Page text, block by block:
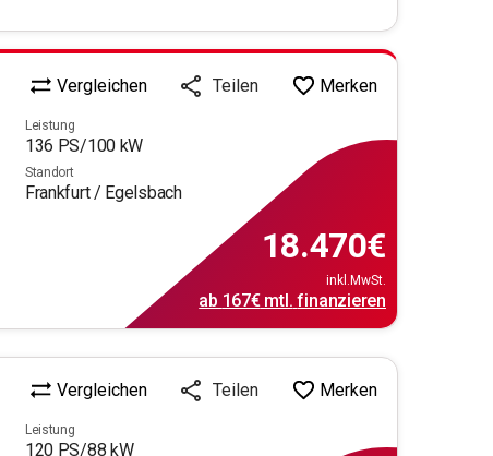
Vergleichen Teilen Merken
Leistung
136 PS/100 kW
Standort
Frankfurt / Egelsbach
18.470€
inkl.MwSt.
ab 167€mtl. finanzieren
Vergleichen Teilen Merken
Leistung
120 PS/88 kW